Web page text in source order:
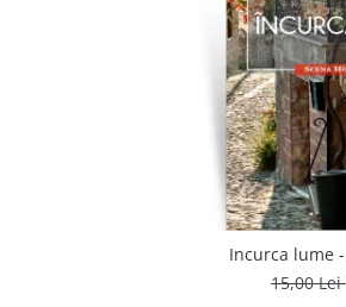
Incurca lume
15,00 Lei